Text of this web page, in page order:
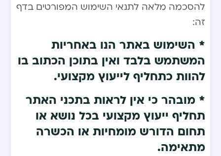
להסכמה מלאה לתנאי השימוש המפורטים בדף
זה:
* השימוש באתר הנו באחריות
המשתמש בלבד ואין בתוכן הכתוב בו
להוות כתחליף לייעוץ מקצועי.
* מובהר כי אין לראות בתכני האתר
תחליף ייעוץ מקצועי בכל נושא או
תחום הדורש מומחיות או הכשרה
מתאימה.